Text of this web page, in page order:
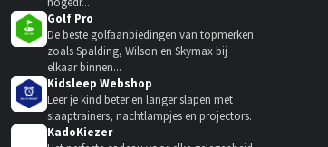
Golf Pro
De beste golfaanbiedingen van topmerken
zoals Spalding, Wilson en Skymax bij
elkaar binnen...
Kidsleep Webshop
Leer je kind beter en langer slapen met
slaaptrainers, nachtlampjes en projectors.
KadoKiezer